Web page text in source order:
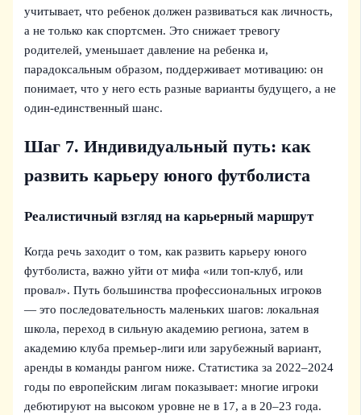
учитывает, что ребенок должен развиваться как личность,
а не только как спортсмен. Это снижает тревогу
родителей, уменьшает давление на ребенка и,
парадоксальным образом, поддерживает мотивацию: он
понимает, что у него есть разные варианты будущего, а не
один-единственный шанс.
Шаг 7. Индивидуальный путь: как
развить карьеру юного футболиста
Реалистичный взгляд на карьерный маршрут
Когда речь заходит о том, как развить карьеру юного
футболиста, важно уйти от мифа «или топ-клуб, или
провал». Путь большинства профессиональных игроков
— это последовательность маленьких шагов: локальная
школа, переход в сильную академию региона, затем в
академию клуба премьер-лиги или зарубежный вариант,
аренды в команды рангом ниже. Статистика за 2022–2024
годы по европейским лигам показывает: многие игроки
дебютируют на высоком уровне не в 17, а в 20–23 года.